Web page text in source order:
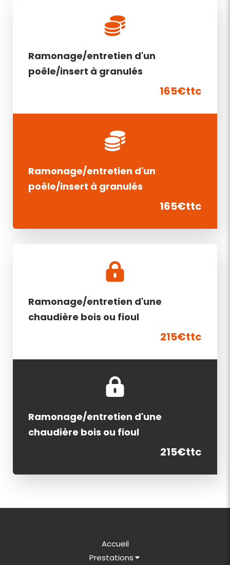
Ramonage/entretien d'un
poêle/insert à granulés
165€ttc
Ramonage/entretien d'un
poêle/insert à granulés
165€ttc
Ramonage/entretien d'une
chaudière bois ou fioul
215€ttc
Ramonage/entretien d'une
chaudière bois ou fioul
215€ttc
Accueil
Prestations